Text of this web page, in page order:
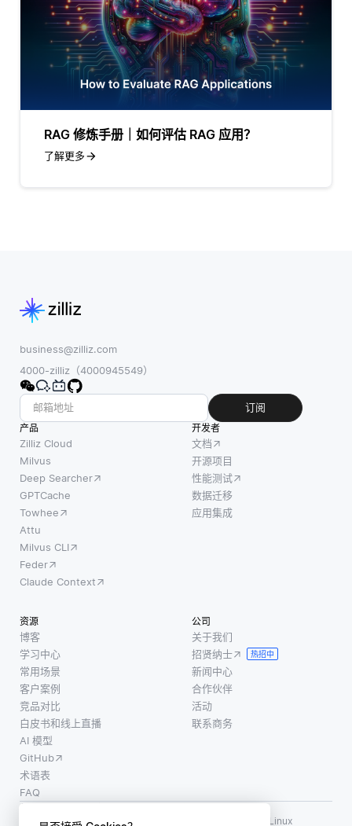
RAG 修炼手册｜如何评估 RAG 应用？
了解更多
business@zilliz.com
4000-zilliz（4000945549）
订阅
产品
Zilliz Cloud
Milvus
Deep Searcher
GPTCache
Towhee
Attu
Milvus CLI
Feder
Claude Context
开发者
文档
开源项目
性能测试
数据迁移
应用集成
资源
博客
学习中心
常用场景
客户案例
竞品对比
白皮书和线上直播
AI 模型
GitHub
术语表
FAQ
公司
关于我们
招贤纳士
热招中
新闻中心
合作伙伴
活动
联系商务
使用条款·个人信息保护政策·数据安全政策
LF AI、LF AI & Data、Milvus，以及相关的开源项目名称为 Linux